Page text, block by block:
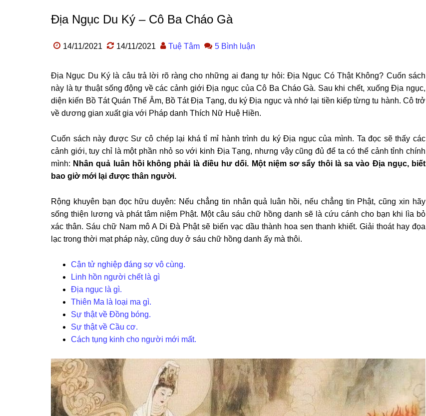
Địa Ngục Du Ký – Cô Ba Cháo Gà
14/11/2021 14/11/2021 Tuệ Tâm 5 Bình luận
Địa Ngục Du Ký là câu trả lời rõ ràng cho những ai đang tự hỏi: Địa Ngục Có Thật Không? Cuốn sách
này là tự thuật sống động về các cảnh giới Địa ngục của Cô Ba Cháo Gà. Sau khi chết, xuống Địa ngục,
diện kiến Bồ Tát Quán Thế Âm, Bồ Tát Địa Tạng, du ký Địa ngục và nhớ lại tiền kiếp từng tu hành. Cô trở
về dương gian xuất gia với Pháp danh Thích Nữ Huệ Hiền.
Cuốn sách này được Sư cô chép lại khá tỉ mỉ hành trình du ký Địa ngục của mình. Ta đọc sẽ thấy các
cảnh giới, tuy chỉ là một phần nhỏ so với kinh Địa Tạng, nhưng vậy cũng đủ để ta có thể cảnh tỉnh chính
mình: Nhân quả luân hồi không phải là điều hư dối. Một niệm sơ sẩy thôi là sa vào Địa ngục, biết
bao giờ mới lại được thân người.
Rộng khuyên bạn đọc hữu duyên: Nếu chẳng tin nhân quả luân hồi, nếu chẳng tin Phật, cũng xin hãy
sống thiện lương và phát tâm niệm Phật. Một câu sáu chữ hồng danh sẽ là cứu cánh cho bạn khi lìa bỏ
xác thân. Sáu chữ Nam mô A Di Đà Phật sẽ biến vạc dầu thành hoa sen thanh khiết. Giải thoát hay đọa
lạc trong thời mạt pháp này, cũng duy ở sáu chữ hồng danh ấy mà thôi.
Cận tử nghiệp đáng sợ vô cùng.
Linh hồn người chết là gì
Địa ngục là gì.
Thiên Ma là loại ma gì.
Sự thật về Đồng bóng.
Sự thật về Cầu cơ.
Cách tụng kinh cho người mới mất.